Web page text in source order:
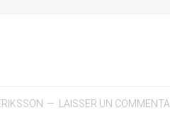
LAISSER UN